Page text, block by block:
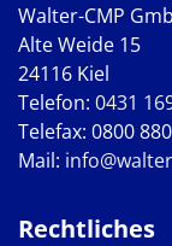
Walter-CMP
Alte Weide 15
24116 Kiel
Telefon: 0431
Telefax: 0800
Mail:
Rechtliches